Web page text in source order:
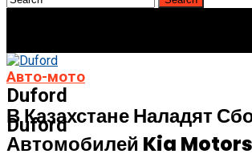
Duford
Duford
Авто-мото
В Казахстане Наладят
Автомобилей Kia Motors